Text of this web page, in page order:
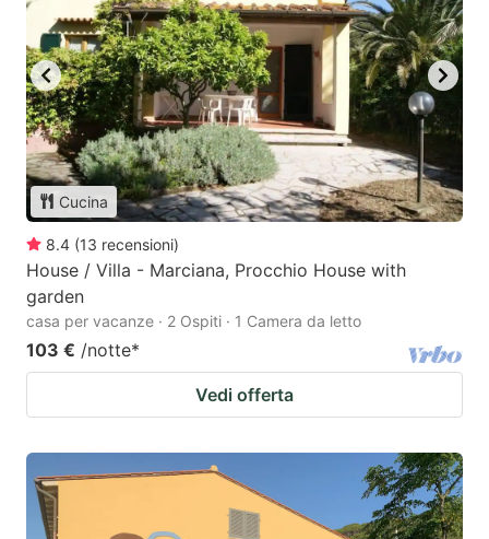
Cucina
8.4 (13 recensioni)
House / Villa - Marciana, Procchio House with
garden
casa per vacanze · 2 Ospiti · 1 Camera da letto
103 € /notte*
Vedi offerta